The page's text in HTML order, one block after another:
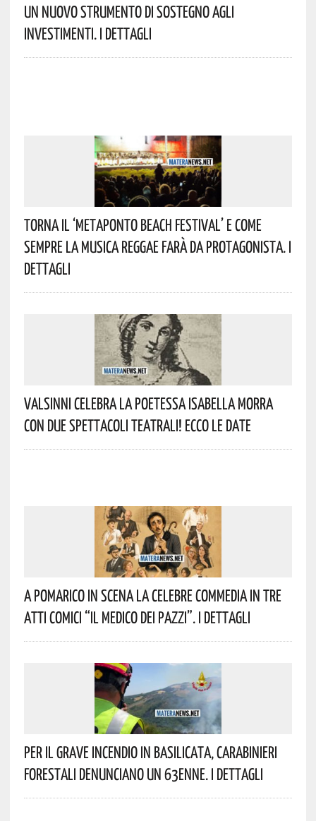
Un Nuovo Strumento Di Sostegno Agli
Investimenti. I Dettagli
Torna Il ‘Metaponto Beach Festival’ E Come
Sempre La Musica Reggae Farà Da Protagonista. I
Dettagli
Valsinni Celebra La Poetessa Isabella Morra
Con Due Spettacoli Teatrali! Ecco Le Date
A Pomarico In Scena La Celebre Commedia In Tre
Atti Comici “Il Medico Dei Pazzi”. I Dettagli
Per Il Grave Incendio In Basilicata, Carabinieri
Forestali Denunciano Un 63enne. I Dettagli